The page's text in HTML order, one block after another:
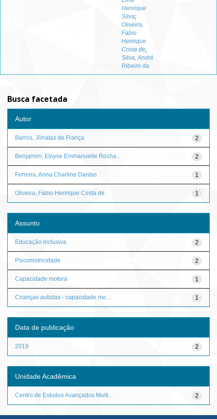
Henrique
Silva;
Oliveira,
Fábio
Henrique
Costa de;
Silva, André
Ribeiro da
Busca facetada
Autor
2
Barros, Jônatas de França
2
Benjamim, Eloyse Emmanuelle Rocha...
1
Ferreira, Anna Charline Dantas
1
Oliveira, Fábio Henrique Costa de
Assunto
2
Educação inclusiva
2
Psicomotricidade
1
Capacidade motora
1
Crianças autistas - capacidade mo...
Data de publicação
2
2019
Unidade Acadêmica
2
Centro de Estudos Avançados Multi...